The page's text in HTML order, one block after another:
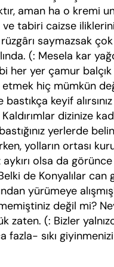
aman ha o kremi
tabiri caizse
saymazsak
(: Mesela kar
her yer çamur
hiç mümkün
bastıkça keyif
dizinize
yerlerde
yolların ortası
olsa da görünce
de Konyalılar can
yürümeye
değil mi?
zaten. (: Bizler
fazla- sıkı